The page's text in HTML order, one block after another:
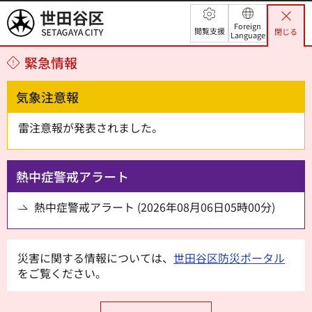
世田谷区 閲覧支援
Foreign
Language
閉じる
緊急情報
気象注意報
雷注意報が発表されました。
熱中症警戒アラート
熱中症警戒アラート (2026年08月06日05時00分)
災害に関する情報については、 世田谷区防災ポータル
をご覧ください。